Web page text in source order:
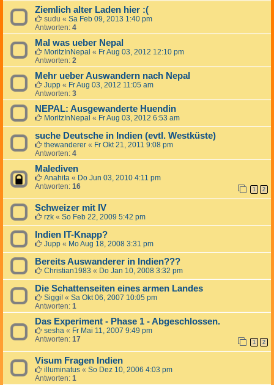
Ziemlich alter Laden hier :(
sudu « Sa Feb 09, 2013 1:40 pm
Antworten: 4
Mal was ueber Nepal
MoritzInNepal « Fr Aug 03, 2012 12:10 pm
Antworten: 2
Mehr ueber Auswandern nach Nepal
Jupp « Fr Aug 03, 2012 11:05 am
Antworten: 3
NEPAL: Ausgewanderte Huendin
MoritzInNepal « Fr Aug 03, 2012 6:53 am
suche Deutsche in Indien (evtl. Westküste)
thewanderer « Fr Okt 21, 2011 9:08 pm
Antworten: 4
Malediven
Anahita « Do Jun 03, 2010 4:11 pm
Antworten: 16 1 2
Schweizer mit IV
rzk « So Feb 22, 2009 5:42 pm
Indien IT-Knapp?
Jupp « Mo Aug 18, 2008 3:31 pm
Bereits Auswanderer in Indien???
Christian1983 « Do Jan 10, 2008 3:32 pm
Die Schattenseiten eines armen Landes
Siggi! « Sa Okt 06, 2007 10:05 pm
Antworten: 1
Das Experiment - Phase 1 - Abgeschlossen.
sesha « Fr Mai 11, 2007 9:49 pm
Antworten: 17 1 2
Visum Fragen Indien
illuminatus « So Dez 10, 2006 4:03 pm
Antworten: 1